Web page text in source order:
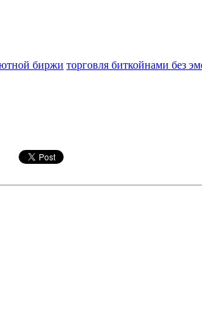
биржи торговля биткойнами без